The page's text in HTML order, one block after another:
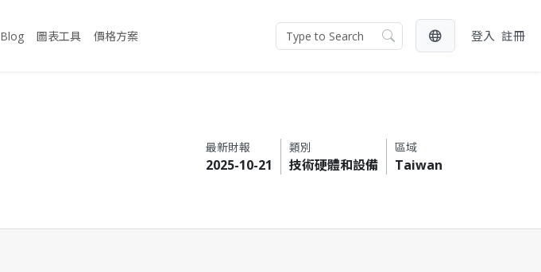
Blog 圖表工具 價格方案 登入 註冊
最新財報
2025-10-21
類別
技術硬體和設備
區域
Taiwan